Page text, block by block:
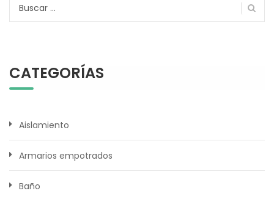
CATEGORÍAS
Aislamiento
Armarios empotrados
Baño